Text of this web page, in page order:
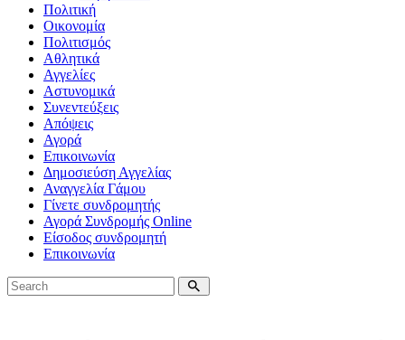
Πολιτική
Οικονομία
Πολιτισμός
Αθλητικά
Αγγελίες
Αστυνομικά
Συνεντεύξεις
Απόψεις
Αγορά
Επικοινωνία
Δημοσιεύση Αγγελίας
Αναγγελία Γάμου
Γίνετε συνδρομητής
Αγορά Συνδρομής Online
Είσοδος συνδρομητή
Επικοινωνία